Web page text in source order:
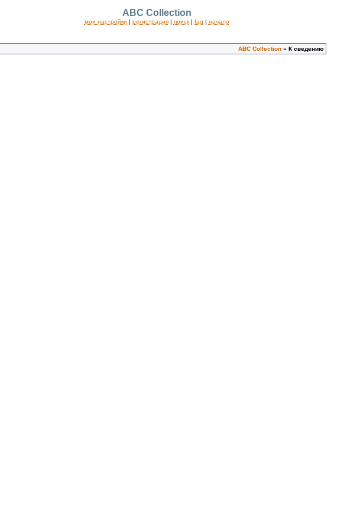
ABC Collection
мои настройки | регистрация| поиск| faq | начало
ABC Collection » К сведению